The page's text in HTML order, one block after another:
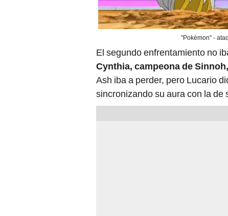
"Pokémon" -
El segundo enfrentamiento no
Cynthia, campeona de Sinnoh,
Ash iba a perder, pero Lucario
sincronizando su aura con la